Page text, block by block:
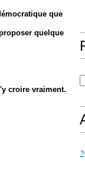
que
quelque
croire vraiment.